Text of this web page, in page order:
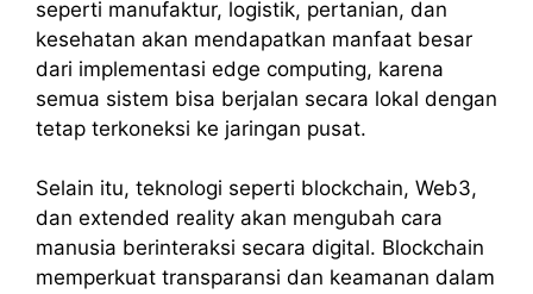
seperti manufaktur, logistik, pertanian, dan
kesehatan akan mendapatkan manfaat besar
dari implementasi edge computing, karena
semua sistem bisa berjalan secara lokal dengan
tetap terkoneksi ke jaringan pusat.
Selain itu, teknologi seperti blockchain, Web3,
dan extended reality akan mengubah cara
manusia berinteraksi secara digital. Blockchain
memperkuat transparansi dan keamanan dalam